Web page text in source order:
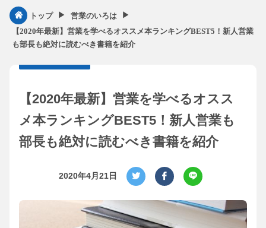
トップ ▶︎ 営業のいろは ▶︎
【2020年最新】営業を学べるオススメ本ランキングBEST5！新人営業
も部長も絶対に読むべき書籍を紹介
【2020年最新】営業を学べるオスス
メ本ランキングBEST5！新人営業も
部長も絶対に読むべき書籍を紹介
2020年4月21日